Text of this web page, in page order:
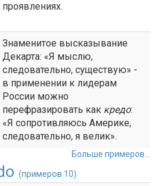
проявлениях.
Знаменитое высказывание
Декарта: «Я мыслю,
следовательно, существую» -
в применении к лидерам
России можно
перефразировать как кредо:
«Я сопротивляюсь Америке,
следовательно, я велик».
Больше примеров...
(примеров 10)